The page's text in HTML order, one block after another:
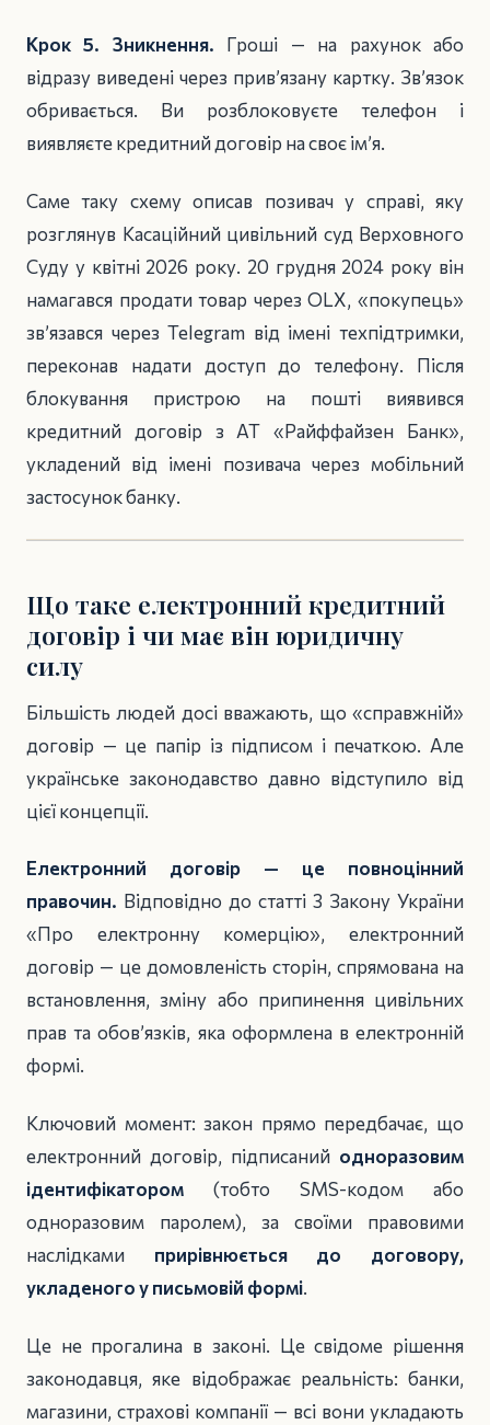
Крок 5. Зникнення. Гроші — на рахунок або
відразу виведені через прив’язану картку. Зв’язок
обривається. Ви розблоковуєте телефон і
виявляєте кредитний договір на своє ім’я.
Саме таку схему описав позивач у справі, яку
розглянув Касаційний цивільний суд Верховного
Суду у квітні 2026 року. 20 грудня 2024 року він
намагався продати товар через OLX, «покупець»
зв’язався через Telegram від імені техпідтримки,
переконав надати доступ до телефону. Після
блокування пристрою на пошті виявився
кредитний договір з АТ «Райффайзен Банк»,
укладений від імені позивача через мобільний
застосунок банку.
Що таке електронний кредитний
договір і чи має він юридичну
силу
Більшість людей досі вважають, що «справжній»
договір — це папір із підписом і печаткою. Але
українське законодавство давно відступило від
цієї концепції.
Електронний договір — це повноцінний
правочин. Відповідно до статті 3 Закону України
«Про електронну комерцію», електронний
договір — це домовленість сторін, спрямована на
встановлення, зміну або припинення цивільних
прав та обов’язків, яка оформлена в електронній
формі.
Ключовий момент: закон прямо передбачає, що
електронний договір, підписаний одноразовим
ідентифікатором (тобто SMS-кодом або
одноразовим паролем), за своїми правовими
наслідками прирівнюється до договору,
укладеного у письмовій формі.
Це не прогалина в законі. Це свідоме рішення
законодавця, яке відображає реальність: банки,
магазини, страхові компанії — всі вони укладають